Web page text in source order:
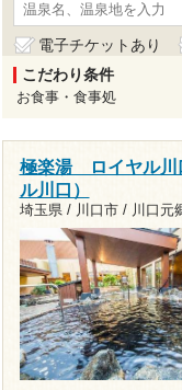
電子チケットあり
こだわり条件
お食事・食事処
極楽湯 ロイヤル川
ル川口）
埼玉県 / 川口市 / 川口元